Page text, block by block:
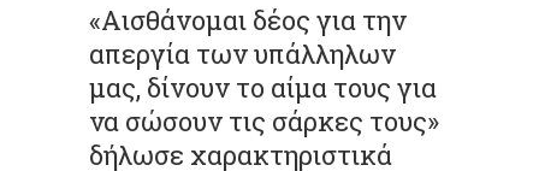
«Αισθάνομαι δέος για την
απεργία των υπάλληλων
μας, δίνουν το αίμα τους για
να σώσουν τις σάρκες τους»
δήλωσε χαρακτηριστικά